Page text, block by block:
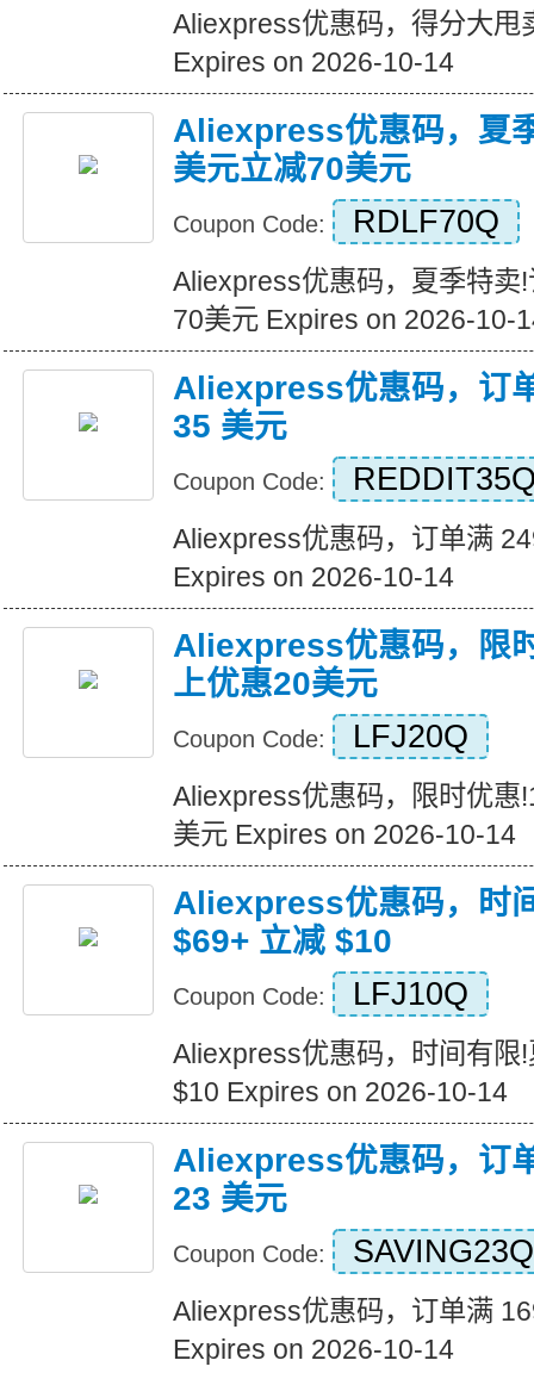
Aliexpress优惠码，得分大甩
Expires on 2026-10-14
Aliexpress优惠码，夏
美元立减70美元
Coupon Code: RDLF70Q
Aliexpress优惠码，夏季特卖
70美元 Expires on 2026-10-
Aliexpress优惠码，订
35 美元
Coupon Code:
Aliexpress优惠码，订单满
Expires on 2026-10-14
Aliexpress优惠码，限
上优惠20美元
Coupon Code: LFJ20Q
Aliexpress优惠码，限时优惠
美元 Expires on 2026-10-14
Aliexpress优惠码，时
$69+ 立减 $10
Coupon Code: LFJ10Q
Aliexpress优惠码，时间有限
$10 Expires on 2026-10-14
Aliexpress优惠码，订
23 美元
Coupon Code: SAVING23Q
Aliexpress优惠码，订单满
Expires on 2026-10-14